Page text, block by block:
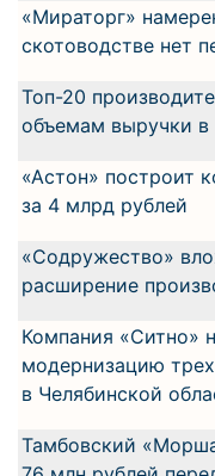
«Мираторг»
скотоводстве нет
Топ-20
объемам выручки в
«Астон» построит
за 4 млрд рублей
«Содружество»
расширение
Компания «Ситно»
модернизацию
в Челябинской
Тамбовский